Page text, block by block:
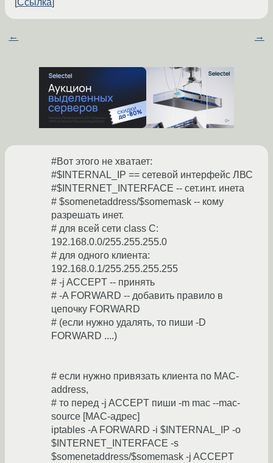
Ссылка
← →
#Вот этого не хватает:
#$INTERNAL_IP == сетевой интерфейс ЛВС
#$INTERNET_INTERFACE -- сет.инт. инета
# $somenetaddress/$somemask -- кому
разрешать инет.
# для всей сети class C:
192.168.0.0/255.255.255.0
# для одного клиента:
192.168.0.1/255.255.255.255
# -j ACCEPT -- принять
# -A FORWARD -- добавить правило в
цепочку FORWARD
# (если нужно удалять, то пиши -D
FORWARD ....)
# если нужно привязать клиента по MAC-
address,
# то перед -j ACCEPT пиши -m mac --mac-
source [MAC-адрес]
iptables -A FORWARD -i $INTERNAL_IP -o
$INTERNET_INTERFACE -s
$somenetaddress/$somemask -j ACCEPT